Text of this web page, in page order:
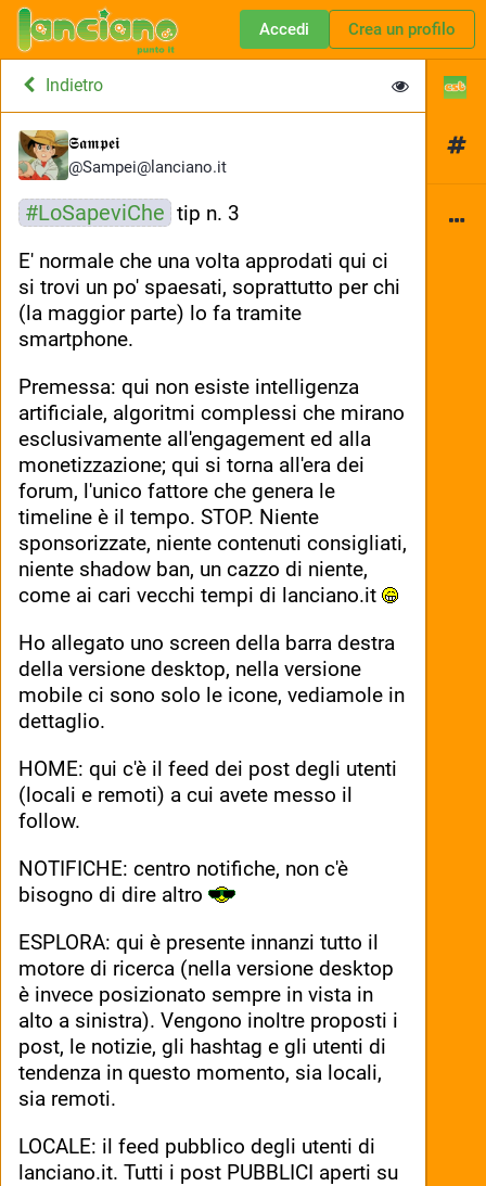
Accedi Crea un profilo
Indietro
𝕾𝖆𝖒𝖕𝖊𝖎
@Sampei@lanciano.it
#LoSapeviChe tip n. 3
E' normale che una volta approdati qui ci
si trovi un po' spaesati, soprattutto per chi
(la maggior parte) lo fa tramite
smartphone.
Premessa: qui non esiste intelligenza
artificiale, algoritmi complessi che mirano
esclusivamente all'engagement ed alla
monetizzazione; qui si torna all'era dei
forum, l'unico fattore che genera le
timeline è il tempo. STOP. Niente
sponsorizzate, niente contenuti consigliati,
niente shadow ban, un cazzo di niente,
come ai cari vecchi tempi di lanciano.it
Ho allegato uno screen della barra destra
della versione desktop, nella versione
mobile ci sono solo le icone, vediamole in
dettaglio.
HOME: qui c'è il feed dei post degli utenti
(locali e remoti) a cui avete messo il
follow.
NOTIFICHE: centro notifiche, non c'è
bisogno di dire altro
ESPLORA: qui è presente innanzi tutto il
motore di ricerca (nella versione desktop
è invece posizionato sempre in vista in
alto a sinistra). Vengono inoltre proposti i
post, le notizie, gli hashtag e gli utenti di
tendenza in questo momento, sia locali,
sia remoti.
LOCALE: il feed pubblico degli utenti di
lanciano.it. Tutti i post PUBBLICI aperti su